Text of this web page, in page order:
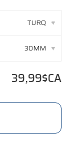
TURQ ▾
30MM ▾
39,99$CA